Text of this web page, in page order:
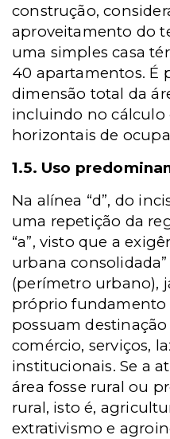
construção,
aproveitamento do
uma simples casa
40 apartamentos. É
dimensão total da
incluindo no cálculo
horizontais de
1.5. Uso
Na alínea “d”, do
uma repetição da
“a”, visto que a
urbana
(perímetro urbano),
próprio fundamento
possuam
comércio, serviços,
institucionais. Se a
área fosse rural ou
rural, isto é,
extrativismo e